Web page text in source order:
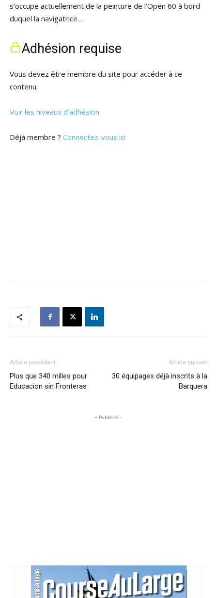
s’occupe actuellement de la peinture de l’Open 60 à bord
duquel la navigatrice…
Adhésion requise
Vous devez être membre du site pour accéder à ce
contenu.
Voir les niveaux d’adhésion
Déjà membre ? Connectez-vous ici
Article précédent
Plus que 340 milles pour
Educacion sin Fronteras
Article suivant
30 équipages déjà inscrits à la
Barquera
- Publicité -